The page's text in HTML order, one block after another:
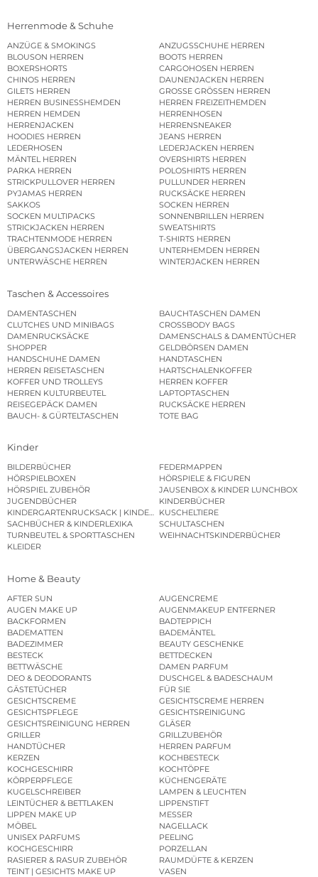
Herrenmode & Schuhe
ANZÜGE & SMOKINGS
ANZUGSSCHUHE HERREN
BLOUSON HERREN
BOOTS HERREN
BOXERSHORTS
CARGOHOSEN HERREN
CHINOS HERREN
DAUNENJACKEN HERREN
GILETS HERREN
GROSSE GRÖSSEN HERREN
HERREN BUSINESSHEMDEN
HERREN FREIZEITHEMDEN
HERREN HEMDEN
HERRENHOSEN
HERRENJACKEN
HERRENSNEAKER
HOODIES HERREN
JEANS HERREN
LEDERHOSEN
LEDERJACKEN HERREN
MÄNTEL HERREN
OVERSHIRTS HERREN
PARKA HERREN
POLOSHIRTS HERREN
STRICKPULLOVER HERREN
PULLUNDER HERREN
PYJAMAS HERREN
RUCKSÄCKE HERREN
SAKKOS
SOCKEN HERREN
SOCKEN MULTIPACKS
SONNENBRILLEN HERREN
STRICKJACKEN HERREN
SWEATSHIRTS
TRACHTENMODE HERREN
T-SHIRTS HERREN
ÜBERGANGSJACKEN HERREN
UNTERHEMDEN HERREN
UNTERWÄSCHE HERREN
WINTERJACKEN HERREN
Taschen & Accessoires
DAMENTASCHEN
BAUCHTASCHEN DAMEN
CLUTCHES UND MINIBAGS
CROSSBODY BAGS
DAMENRUCKSÄCKE
DAMENSCHALS & DAMENTÜCHER
SHOPPER
GELDBÖRSEN DAMEN
HANDSCHUHE DAMEN
HANDTASCHEN
HERREN REISETASCHEN
HARTSCHALENKOFFER
KOFFER UND TROLLEYS
HERREN KOFFER
HERREN KULTURBEUTEL
LAPTOPTASCHEN
REISEGEPÄCK DAMEN
RUCKSÄCKE HERREN
BAUCH- & GÜRTELTASCHEN
TOTE BAG
Kinder
BILDERBÜCHER
FEDERMAPPEN
HÖRSPIELBOXEN
HÖRSPIELE & FIGUREN
HÖRSPIEL ZUBEHÖR
JAUSENBOX & KINDER LUNCHBOX
JUGENDBÜCHER
KINDERBÜCHER
KINDERGARTENRUCKSACK | KINDERGARTENBEUTEL
KUSCHELTIERE
SACHBÜCHER & KINDERLEXIKA
SCHULTASCHEN
TURNBEUTEL & SPORTTASCHEN
WEIHNACHTSKINDERBÜCHER
KLEIDER
Home & Beauty
AFTER SUN
AUGENCREME
AUGEN MAKE UP
AUGENMAKEUP ENTFERNER
BACKFORMEN
BADTEPPICH
BADEMATTEN
BADEMÄNTEL
BADEZIMMER
BEAUTY GESCHENKE
BESTECK
BETTDECKEN
BETTWÄSCHE
DAMEN PARFUM
DEO & DEODORANTS
DUSCHGEL & BADESCHAUM
GÄSTETÜCHER
FÜR SIE
GESICHTSCREME
GESICHTSCREME HERREN
GESICHTSPFLEGE
GESICHTSREINIGUNG
GESICHTSREINIGUNG HERREN
GLÄSER
GRILLER
GRILLZUBEHÖR
HANDTÜCHER
HERREN PARFUM
KERZEN
KOCHBESTECK
KOCHGESCHIRR
KOCHTÖPFE
KÖRPERPFLEGE
KÜCHENGERÄTE
KUGELSCHREIBER
LAMPEN & LEUCHTEN
LEINTÜCHER & BETTLAKEN
LIPPENSTIFT
LIPPEN MAKE UP
MESSER
MÖBEL
NAGELLACK
UNISEX PARFUMS
PEELING
KOCHGESCHIRR
PORZELLAN
RASIERER & RASUR ZUBEHÖR
RAUMDÜFTE & KERZEN
TEINT | GESICHTS MAKE UP
VASEN